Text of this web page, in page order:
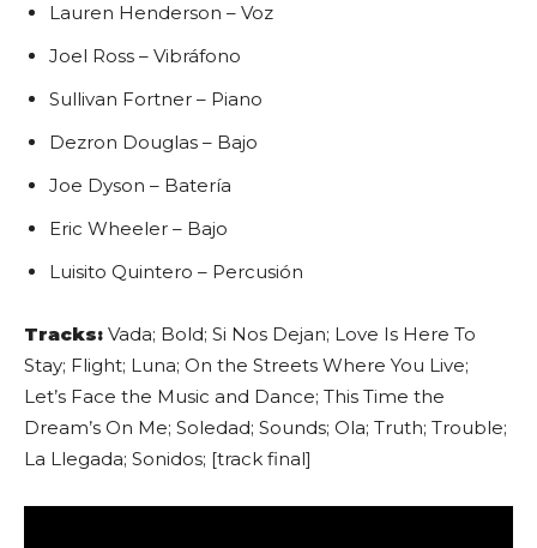
Lauren Henderson – Voz
Joel Ross – Vibráfono
Sullivan Fortner – Piano
Dezron Douglas – Bajo
Joe Dyson – Batería
Eric Wheeler – Bajo
Luisito Quintero – Percusión
Tracks: Vada; Bold; Si Nos Dejan; Love Is Here To
Stay; Flight; Luna; On the Streets Where You Live;
Let’s Face the Music and Dance; This Time the
Dream’s On Me; Soledad; Sounds; Ola; Truth; Trouble;
La Llegada; Sonidos; [track final]